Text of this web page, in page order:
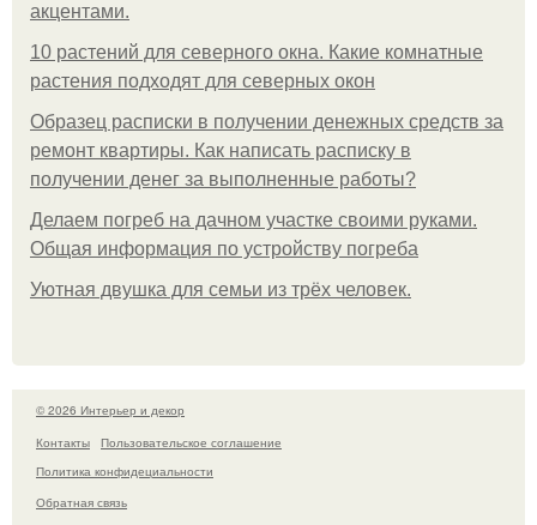
акцентами.
10 растений для северного окна. Какие комнатные
растения подходят для северных окон
Образец расписки в получении денежных средств за
ремонт квартиры. Как написать расписку в
получении денег за выполненные работы?
Делаем погреб на дачном участке своими руками.
Общая информация по устройству погреба
Уютная двушка для семьи из трёх человек.
© 2026 Интерьер и декор
Контакты
Пользовательское соглашение
Политика конфидециальности
Обратная связь